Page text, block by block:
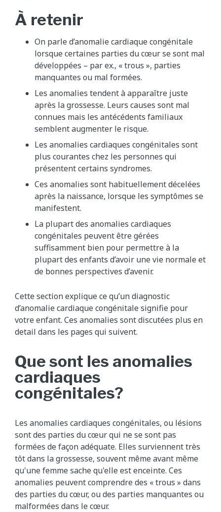
À retenir
On parle d’anomalie cardiaque congénitale
lorsque certaines parties du cœur se sont mal
développées – par ex., « trous », parties
manquantes ou mal formées.
Les anomalies tendent à apparaître juste
après la grossesse. Leurs causes sont mal
connues mais les antécédents familiaux
semblent augmenter le risque.
Les anomalies cardiaques congénitales sont
plus courantes chez les personnes qui
présentent certains syndromes.
Ces anomalies sont habituellement décelées
après la naissance, lorsque les symptômes se
manifestent.
La plupart des anomalies cardiaques
congénitales peuvent être gérées
suffisamment bien pour permettre à la
plupart des enfants d’avoir une vie normale et
de bonnes perspectives d’avenir.
Cette section explique ce qu’un diagnostic
d’anomalie cardiaque congénitale signifie pour
votre enfant. Ces anomalies sont discutées plus en
detail dans les pages qui suivent.
Que sont les anomalies
cardiaques
congénitales?
Les anomalies cardiaques congénitales, ou lésions
sont des parties du cœur qui ne se sont pas
formées de façon adéquate. Elles surviennent très
tôt dans la grossesse, souvent même avant même
qu'une femme sache qu'elle est enceinte. Ces
anomalies peuvent comprendre des « trous » dans
des parties du cœur, ou des parties manquantes ou
malformées dans le cœur.